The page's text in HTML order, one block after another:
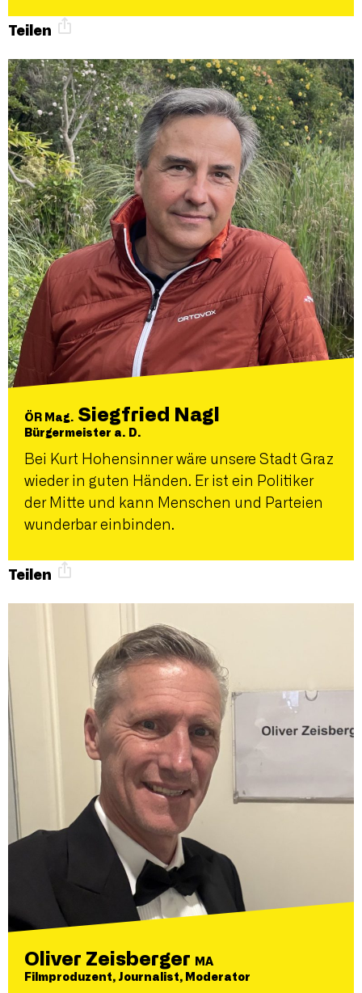
Teilen
ÖR Mag. Siegfried Nagl
Bürgermeister a. D.
Bei Kurt Hohensinner wäre unsere Stadt Graz
wieder in guten Händen. Er ist ein Politiker
der Mitte und kann Menschen und Parteien
wunderbar einbinden.
Teilen
Oliver Zeisberger
MA
Filmproduzent, Journalist, Moderator